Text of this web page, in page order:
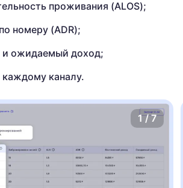
проживания (ALOS);
номеру (ADR);
и ожидаемый доход;
каждому каналу.
1/7